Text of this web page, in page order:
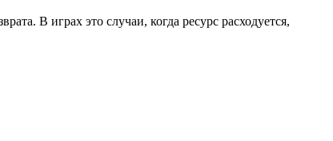
В играх это случаи, когда ресурс расходуется,